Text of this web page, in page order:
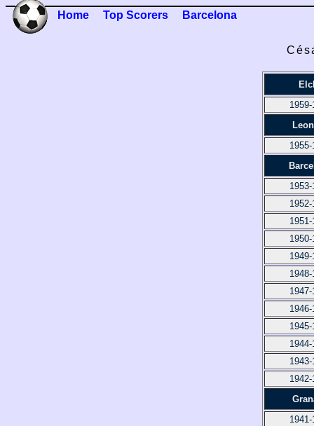
Home Top Scorers Barcelona